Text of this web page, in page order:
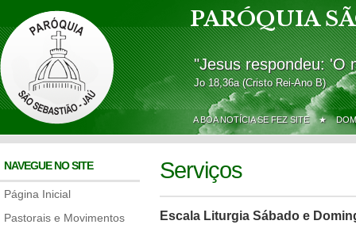
PARÓQUIA
"Jesus respondeu: 'O
Jo 18,36a (Cristo Rei-Ano B)
A BOA NOTÍCIA SE FEZ SITE ★
NAVEGUE NO SITE
Página Inicial
Pastorais e Movimentos
Serviços
Escala Liturgia Sábado e